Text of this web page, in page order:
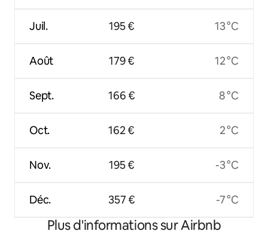
Juil.
Août
Sept.
Oct.
Nov.
Déc.
195 €
179 €
166 €
162 €
195 €
357 €
13 °C
12 °C
8 °C
2 °C
-3 °C
-7 °C
Plus d'informations sur Airbnb